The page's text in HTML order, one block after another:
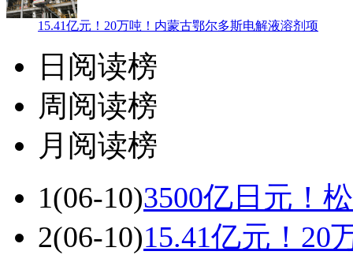
15.41亿元！20万吨！内蒙古鄂尔多斯电解液溶剂项
日阅读榜
周阅读榜
月阅读榜
1(06-10)3500亿日元！
2(06-10)15.41亿元！20